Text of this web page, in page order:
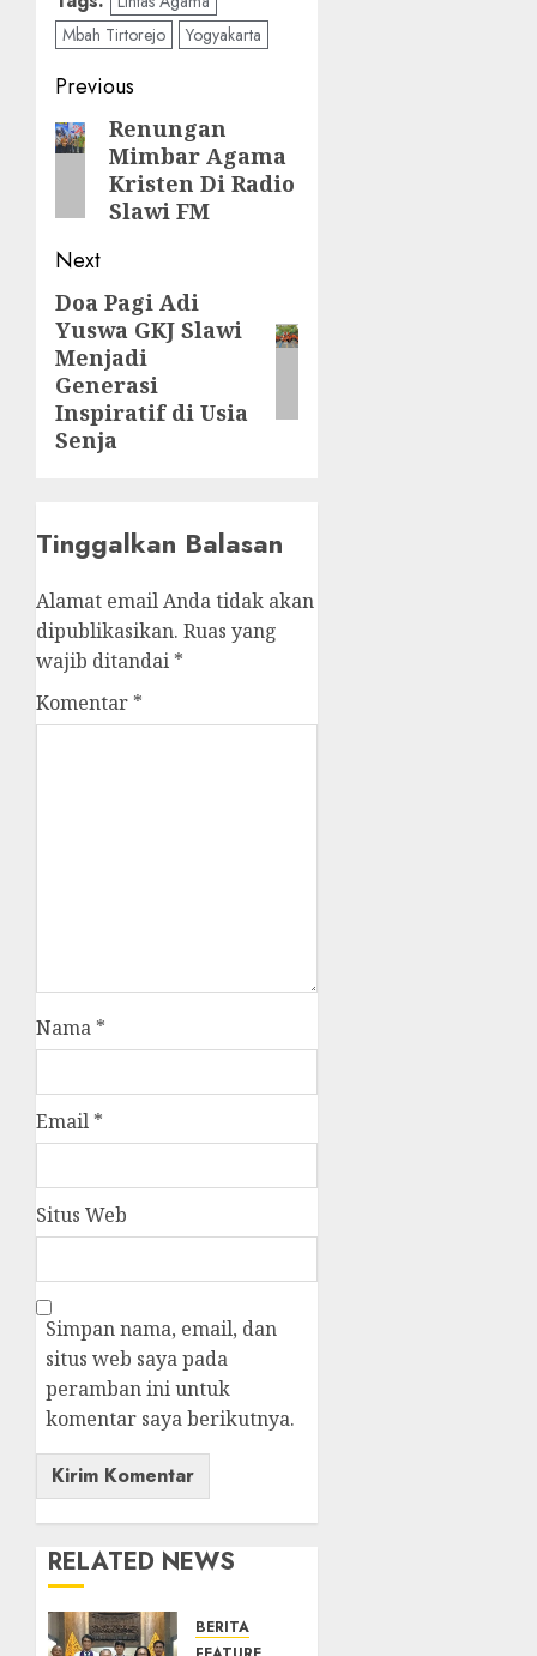
Mbah Tirtorejo
Yogyakarta
Post
navigation
Previous
PreviousRenungan
Mimbar Agama
Kristen Di Radio
Slawi FM
Next
Next
post:
Doa Pagi Adi
Yuswa GKJ Slawi
Menjadi
Generasi
Inspiratif di Usia
Senja
Tinggalkan Balasan
Alamat email Anda tidak akan
dipublikasikan. Ruas yang
wajib ditandai *
Komentar *
Nama *
Email *
Situs Web
Simpan nama, email, dan
situs web saya pada
peramban ini untuk
komentar saya berikutnya.
RELATED NEWS
BERITA